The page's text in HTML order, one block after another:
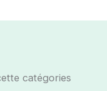
catégories